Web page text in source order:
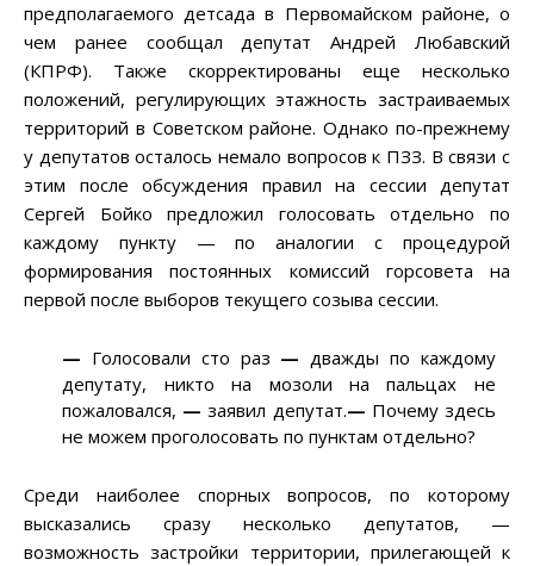
предполагаемого детсада в Первомайском районе, о
чем ранее сообщал депутат Андрей Любавский
(КПРФ). Также скорректированы еще несколько
положений, регулирующих этажность застраиваемых
территорий в Советском районе. Однако по-прежнему
у депутатов осталось немало вопросов к ПЗЗ. В связи с
этим после обсуждения правил на сессии депутат
Сергей Бойко предложил голосовать отдельно по
каждому пункту — по аналогии с процедурой
формирования постоянных комиссий горсовета на
первой после выборов текущего созыва сессии.
— Голосовали сто раз — дважды по каждому
депутату, никто на мозоли на пальцах не
пожаловался, — заявил депутат.— Почему здесь
не можем проголосовать по пунктам отдельно?
Среди наиболее спорных вопросов, по которому
высказались сразу несколько депутатов, —
возможность застройки территории, прилегающей к